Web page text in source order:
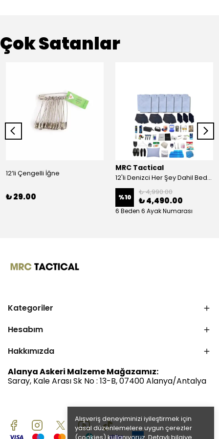
Alışveriş deneyiminizi iyileştirmek için
yasal düzenlemelere uygun çerezler
Çok Satanlar
12’li Çengelli İğne
₺ 29.00
MRC Tactical
12'li Denizci Her Şey Dahil Bedelli Askerlik Seti
%10
₺ 4,990.00
₺ 4,490.00
6 Beden 6 Ayak Numarası
Kategoriler
Hesabım
Hakkımızda
Alanya Askeri Malzeme Mağazamız:
Saray, Kale Arası Sk No : 13-B, 07400 Alanya/Antalya